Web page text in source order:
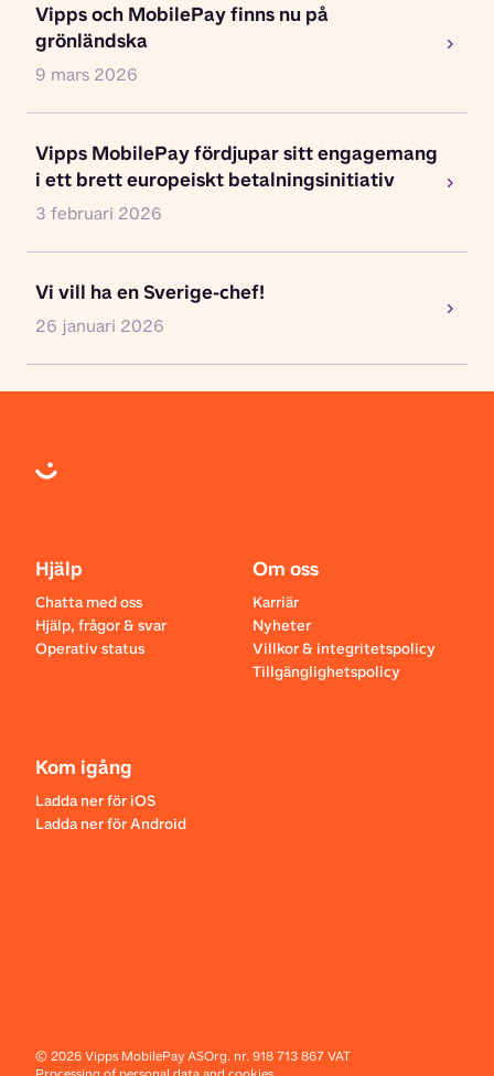
Vipps och MobilePay finns nu på
grönländska
9 mars 2026
Vipps MobilePay fördjupar sitt engagemang
i ett brett europeiskt betalningsinitiativ
3 februari 2026
Vi vill ha en Sverige-chef!
26 januari 2026
Hjälp
Chatta med oss
Hjälp, frågor & svar
Operativ status
Om oss
Karriär
Nyheter
Villkor & integritetspolicy
Tillgänglighetspolicy
Kom igång
Ladda ner för iOS
Ladda ner för Android
©2026Vipps MobilePay ASOrg. nr. 918 713 867 VAT